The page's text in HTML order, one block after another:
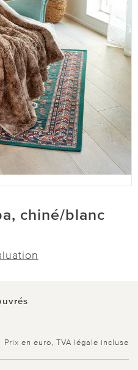
chiné/blanc
Prix en euro, TVA légale incluse